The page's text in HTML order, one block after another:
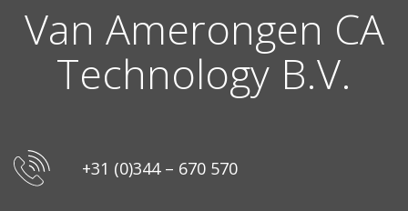
Van Amerongen CA
Technology B.V.
+31 (0)344 – 670 570